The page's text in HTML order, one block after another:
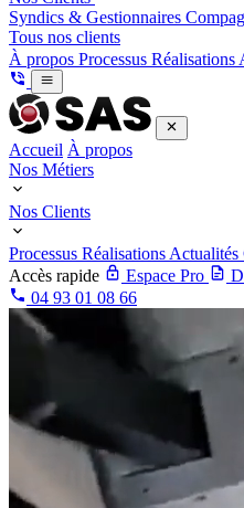
Syndics & Gestionnaires
Tous nos clients
À propos Processus Réalisations
Accueil À propos
Nos Métiers
Nos Clients
Processus Réalisations Actualités
Accès rapide
Espace Pro
04 93 01 08 66